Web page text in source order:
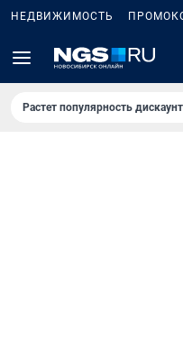
НЕДВИЖИМОСТЬ
Растет популярность